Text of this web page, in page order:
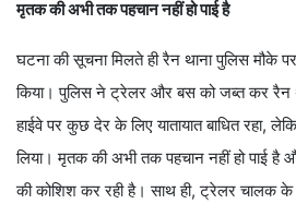
मृतक की अभी तक पहचान नहीं हो पाई है
घटना की सूचना मिलते ही रैन थाना पुलिस मौके
किया। पुलिस ने ट्रेलर और बस को जब्त कर रैन
हाईवे पर कुछ देर के लिए यातायात बाधित रहा,
लिया। मृतक की अभी तक पहचान नहीं हो पाई
की कोशिश कर रही है। साथ ही, ट्रेलर चालक के